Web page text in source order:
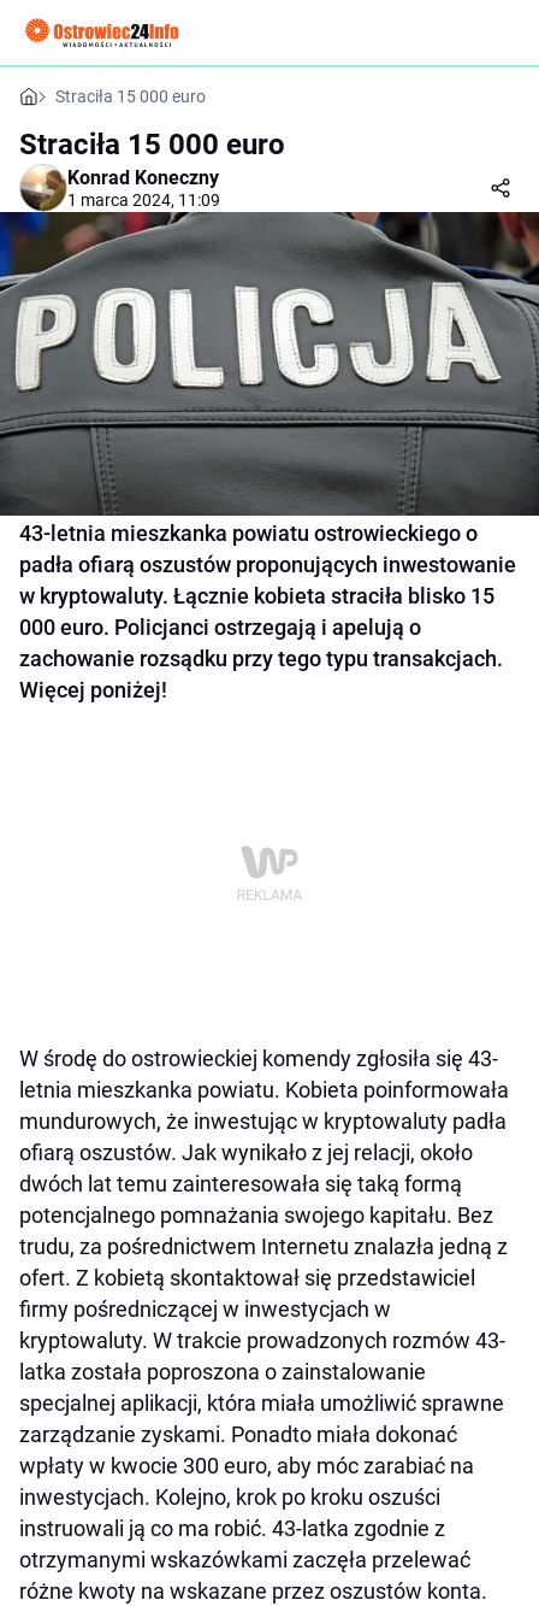
Straciła 15 000 euro
Straciła 15 000 euro
Konrad Koneczny
1 marca 2024, 11:09
43-letnia mieszkanka powiatu ostrowieckiego o
padła ofiarą oszustów proponujących inwestowanie
w kryptowaluty. Łącznie kobieta straciła blisko 15
000 euro. Policjanci ostrzegają i apelują o
zachowanie rozsądku przy tego typu transakcjach.
Więcej poniżej!
W środę do ostrowieckiej komendy zgłosiła się 43-
letnia mieszkanka powiatu. Kobieta poinformowała
mundurowych, że inwestując w kryptowaluty padła
ofiarą oszustów. Jak wynikało z jej relacji, około
dwóch lat temu zainteresowała się taką formą
potencjalnego pomnażania swojego kapitału. Bez
trudu, za pośrednictwem Internetu znalazła jedną z
ofert. Z kobietą skontaktował się przedstawiciel
firmy pośredniczącej w inwestycjach w
kryptowaluty. W trakcie prowadzonych rozmów 43-
latka została poproszona o zainstalowanie
specjalnej aplikacji, która miała umożliwić sprawne
zarządzanie zyskami. Ponadto miała dokonać
wpłaty w kwocie 300 euro, aby móc zarabiać na
inwestycjach. Kolejno, krok po kroku oszuści
instruowali ją co ma robić. 43-latka zgodnie z
otrzymanymi wskazówkami zaczęła przelewać
różne kwoty na wskazane przez oszustów konta.